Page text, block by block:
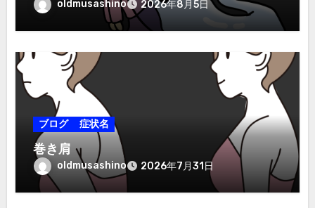
oldmusashino 2026年8月5日
ブログ 症状名
巻き肩
oldmusashino 2026年7月31日